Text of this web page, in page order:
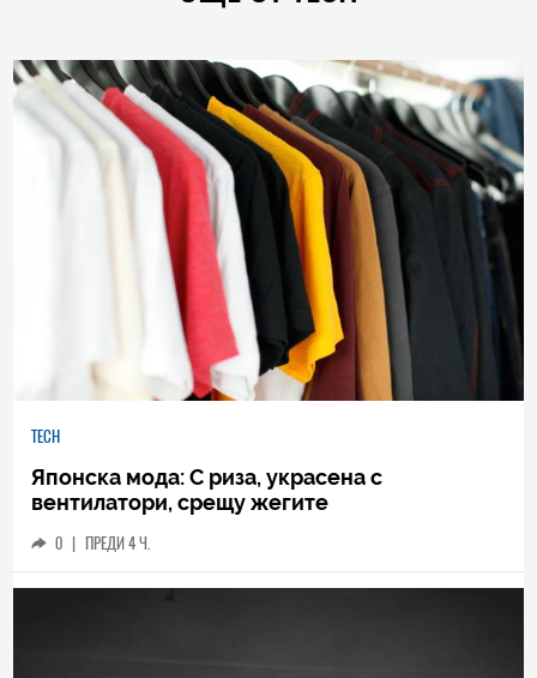
TECH
Японска мода: С риза, украсена с
вентилатори, срещу жегите
0 | ПРЕДИ 4 Ч.